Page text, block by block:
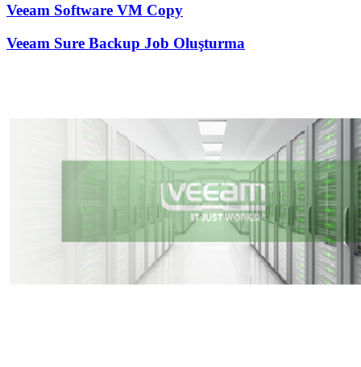
Veeam Software VM Copy
Veeam Sure Backup Job Oluşturma